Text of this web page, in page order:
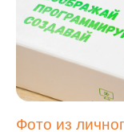
Фото из